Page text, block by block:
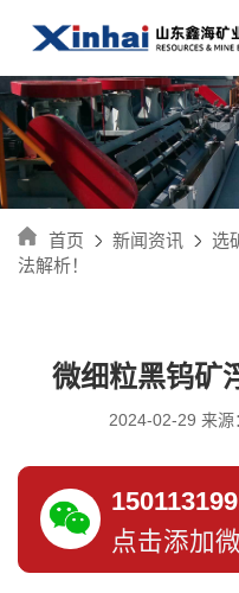
首页 新闻资讯 选
法解析！
微细粒黑钨矿
2024-02-29 来源
点击添加